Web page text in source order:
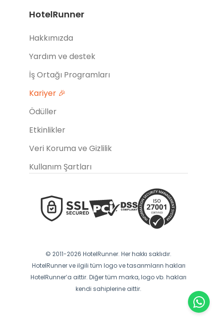
HotelRunner
Hakkımızda
Yardım ve destek
İş Ortağı Programları
Kariyer 🎉
Ödüller
Etkinlikler
Veri Koruma ve Gizlilik
Kullanım Şartları
© 2011-2026 HotelRunner. Her hakkı saklıdır.
HotelRunner ve ilgili tüm logo ve tasarımların hakları
HotelRunner’a aittir. Diğer tüm marka, logo vb. hakları
kendi sahiplerine aittir.